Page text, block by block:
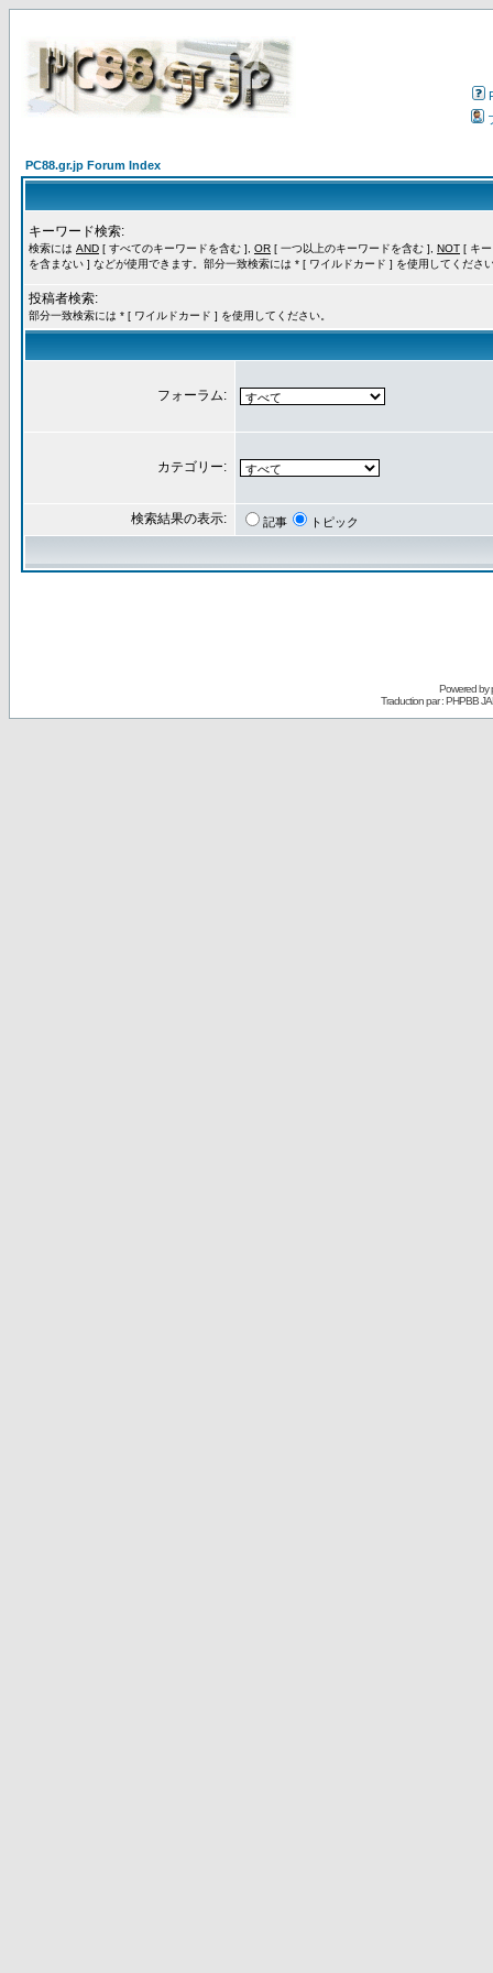
PC88.gr.jp Forum Index
キーワード検索:
検索には AND [ すべてのキーワードを含む ], OR [ 一つ以上のキーワードを含む ], NOT [ キ
を含まない ] などが使用できます。部分一致検索には * [ ワイルドカード ] を使用してくださ
投稿者検索:
部分一致検索には * [ ワイルドカード ] を使用してください。
フォーラム:
カテゴリー:
検索結果の表示: 記事 トピック
Powered by
Traduction par : PHPBB